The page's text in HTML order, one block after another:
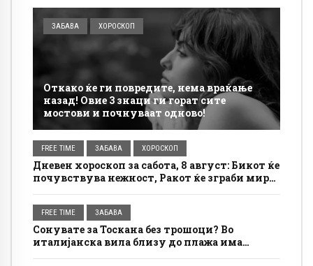
ЗАБАВА ХОРОСКОП
Откако ќе ги повредите, нема враќање
назад! Овие 3 знаци ги горат сите
мостови и почнуваат одново!
FREE TIME ЗАБАВА ХОРОСКОП
Дневен хороскоп за сабота, 8 август: Бикот ќе
почувствува нежност, Ракот ќе зграби мир
FREE TIME ЗАБАВА
Сонувате за Тоскана без трошоци? Во
италијанска вила близу до плажа има